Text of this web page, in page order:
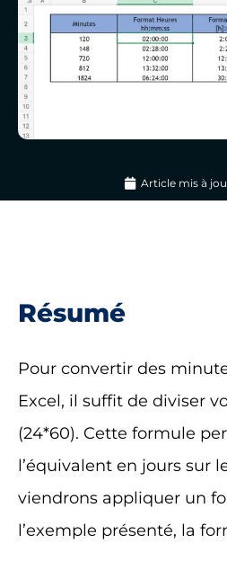
Article mis à
Résumé
Pour convertir des
Excel, il suffit de diviser
(24*60). Cette formule
l’équivalent en jours sur
viendrons appliquer un
l’exemple présenté, la